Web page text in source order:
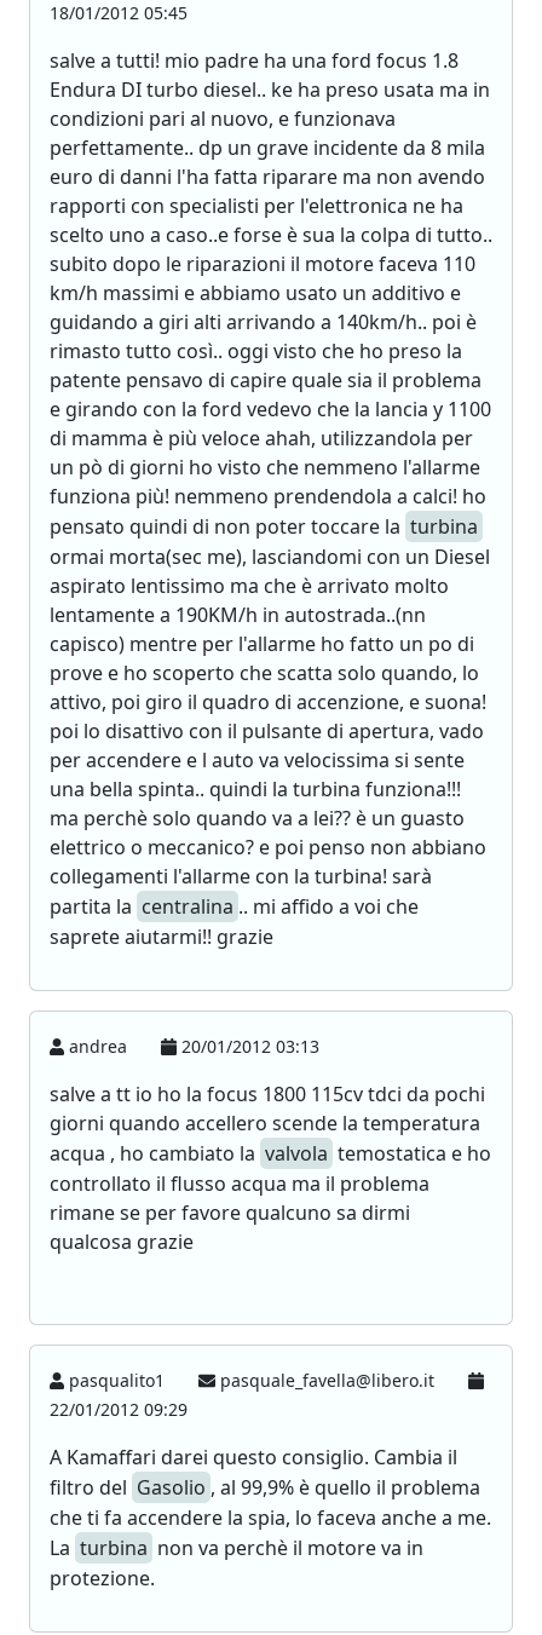
18/01/2012 05:45
salve a tutti! mio padre ha una ford focus 1.8
Endura DI turbo diesel.. ke ha preso usata ma in
condizioni pari al nuovo, e funzionava
perfettamente.. dp un grave incidente da 8 mila
euro di danni l'ha fatta riparare ma non avendo
rapporti con specialisti per l'elettronica ne ha
scelto uno a caso..e forse è sua la colpa di tutto..
subito dopo le riparazioni il motore faceva 110
km/h massimi e abbiamo usato un additivo e
guidando a giri alti arrivando a 140km/h.. poi è
rimasto tutto così.. oggi visto che ho preso la
patente pensavo di capire quale sia il problema
e girando con la ford vedevo che la lancia y 1100
di mamma è più veloce ahah, utilizzandola per
un pò di giorni ho visto che nemmeno l'allarme
funziona più! nemmeno prendendola a calci! ho
pensato quindi di non poter toccare la turbina
ormai morta(sec me), lasciandomi con un Diesel
aspirato lentissimo ma che è arrivato molto
lentamente a 190KM/h in autostrada..(nn
capisco) mentre per l'allarme ho fatto un po di
prove e ho scoperto che scatta solo quando, lo
attivo, poi giro il quadro di accenzione, e suona!
poi lo disattivo con il pulsante di apertura, vado
per accendere e l auto va velocissima si sente
una bella spinta.. quindi la turbina funziona!!!
ma perchè solo quando va a lei?? è un guasto
elettrico o meccanico? e poi penso non abbiano
collegamenti l'allarme con la turbina! sarà
partita la centralina .. mi affido a voi che
saprete aiutarmi!! grazie
andrea 20/01/2012 03:13
salve a tt io ho la focus 1800 115cv tdci da pochi
giorni quando accellero scende la temperatura
acqua , ho cambiato la valvola temostatica e ho
controllato il flusso acqua ma il problema
rimane se per favore qualcuno sa dirmi
qualcosa grazie
pasqualito1
pasquale_favella@libero.it
22/01/2012 09:29
A Kamaffari darei questo consiglio. Cambia il
filtro del Gasolio , al 99,9% è quello il problema
che ti fa accendere la spia, lo faceva anche a me.
La turbina non va perchè il motore va in
protezione.